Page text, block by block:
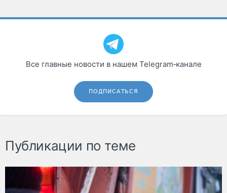
Все главные новости в нашем Telegram‑канале
ПОДПИСАТЬСЯ
Публикации по теме